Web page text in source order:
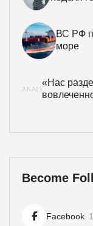
ВС РФ
море
«Нас
Become
Facebook